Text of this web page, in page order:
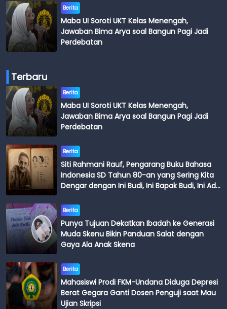
Berita
Maba UI Soroti UKT Kelas Menengah,
Jawaban Bima Arya soal Bangun Pagi Jadi
Perdebatan
Terbaru
Berita
Maba UI Soroti UKT Kelas Menengah,
Jawaban Bima Arya soal Bangun Pagi Jadi
Perdebatan
Berita
Siti Rahmani Rauf, Pengarang Buku Bahasa
Indonesia SD Tahun 80-an yang Sering Kita
Dengar dengan Ini Budi, Ini Bapak Budi, Ini Adik
Berita
Punya Tujuan Dekatkan Ibadah ke Generasi
Muda Skenu Bikin Panduan Salat dengan
Gaya Ala Anak Skena
Berita
Mahasiswi Prodi FKM-Undana Diduga Depresi
Berat Gegara Ganti Dosen Penguji saat Mau
Ujian Skripsi